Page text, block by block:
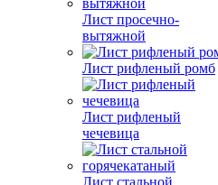
Лист просечно-
вытяжной
Лист рифленый ромб
Лист рифленый
чечевица
Лист стальной